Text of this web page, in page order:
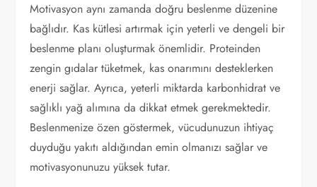
Motivasyon aynı zamanda doğru beslenme düzenine
bağlıdır. Kas kütlesi artırmak için yeterli ve dengeli bir
beslenme planı oluşturmak önemlidir. Proteinden
zengin gıdalar tüketmek, kas onarımını desteklerken
enerji sağlar. Ayrıca, yeterli miktarda karbonhidrat ve
sağlıklı yağ alımına da dikkat etmek gerekmektedir.
Beslenmenize özen göstermek, vücudunuzun ihtiyaç
duyduğu yakıtı aldığından emin olmanızı sağlar ve
motivasyonunuzu yüksek tutar.